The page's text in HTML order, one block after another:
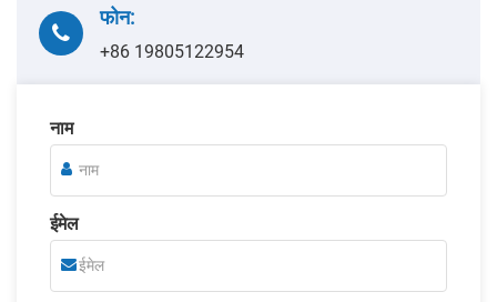
फोन:
+86 19805122954
नाम
ईमेल